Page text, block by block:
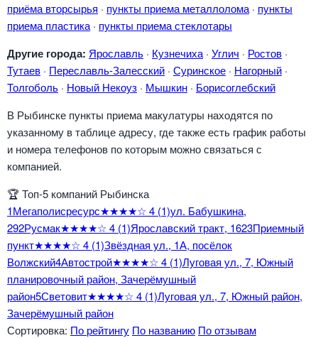
приёма вторсырья · пункты приема металлолома · пункты
приема пластика · пункты приема стеклотары
Другие города: Ярославль · Кузнечиха · Углич · Ростов ·
Тутаев · Переславль-Залесский · Суринское · Нагорный ·
Толгоболь · Новый Некоуз · Мышкин · Борисоглебский
В Рыбинске пункты приема макулатуры находятся по
указанному в таблице адресу, где также есть график работы
и номера телефонов по которым можно связаться с
компанией.
🏆 Топ-5 компаний Рыбинска
1Мегаполисресурс★★★★☆ 4 (1)ул. Бабушкина,
292Русмак★★★★☆ 4 (1)Ярославский тракт, 1623Приемный
пункт★★★★☆ 4 (1)Звёздная ул., 1А, посёлок
Волжский4Автострой★★★★☆ 4 (1)Луговая ул., 7, Южный
планировочный район, Зачерёмушный
район5Световит★★★★☆ 4 (1)Луговая ул., 7, Южный район,
Зачерёмушный район
Сортировка: По рейтингу По названию По отзывам